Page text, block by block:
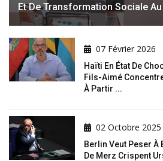
Et De Transformation Sociale
07 Février 2026
Haïti En État De
Fils-Aimé
À Partir ...
02 Octobre 2025
Berlin Veut Peser
De Merz Crispent